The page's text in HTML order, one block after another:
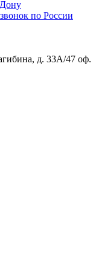
по России
д. 33А/47 оф.